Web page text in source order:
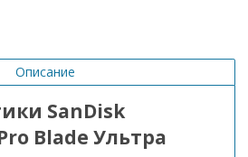
Описание
SanDisk
Blade Ультра